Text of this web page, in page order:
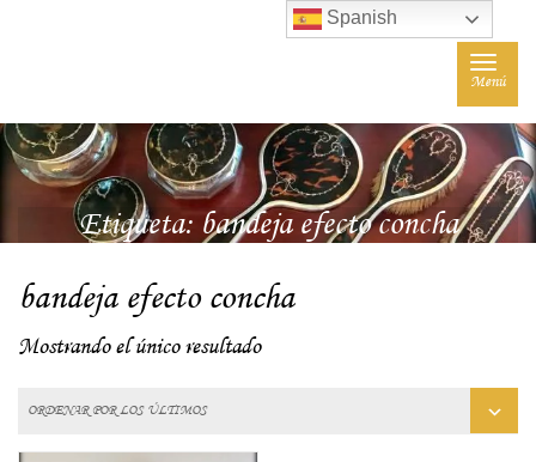
Toggle
Menú
Etiqueta: bandeja efecto concha
bandeja efecto concha
Mostrando el único resultado
Spanish